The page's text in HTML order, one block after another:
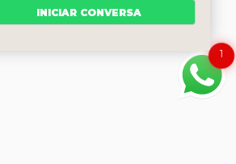
1
INICIAR CONVERSA